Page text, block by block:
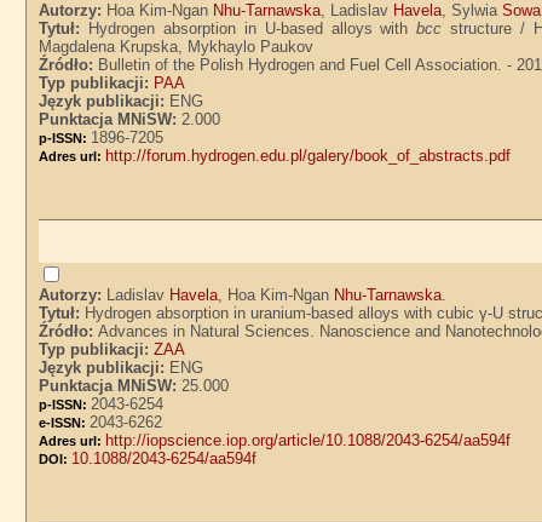
Autorzy: Hoa Kim-Ngan Nhu-Tarnawska, Ladislav Havela, SylwiaSowa
Tytuł:
Hydrogen absorption in U-based alloys withbcc structure /
Magdalena Krupska, Mykhaylo Paukov
Źródło: Bulletin of the Polish Hydrogen and Fuel Cell Association. -
Typ publikacji: PAA
Język publikacji: ENG
Punktacja MNiSW:2.000
p-ISSN: 1896-7205
Adres url: http://forum.hydrogen.edu.pl/galery/book_of_abstracts.pdf
Autorzy: Ladislav Havela, Hoa Kim-Ngan Nhu-Tarnawska.
Tytuł: Hydrogen absorption in uranium-based alloys with cubic γ-U
Źródło:Advances in Natural Sciences. Nanoscience and
Typ publikacji:ZAA
Język publikacji: ENG
Punktacja MNiSW:25.000
p-ISSN:2043-6254
e-ISSN:2043-6262
Adres url: http://iopscience.iop.org/article/10.1088/2043-6254/aa594f
DOI: 10.1088/2043-6254/aa594f